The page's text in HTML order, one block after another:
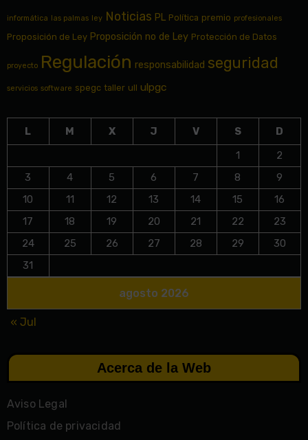
informática las palmas ley Noticias PL Política premio profesionales
Proposición de Ley Proposición no de Ley Protección de Datos
proyecto Regulación responsabilidad seguridad
servicios software spegc taller ull ulpgc
agosto 2026
L M X J V S
D
1
2
3
4 5 6 7 8
9
10
11 12 13 14 15
16
17
18 19 20 21 22
23
24
25 26 27 28 29
30
31
« Jul
Acerca de la Web
Aviso Legal
Política de privacidad